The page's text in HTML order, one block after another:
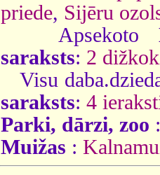
priede, Sijēru
Apsekoto
saraksts: 2
Visu
saraksts: 4
Parki, dārzi, zoo
Muižas :